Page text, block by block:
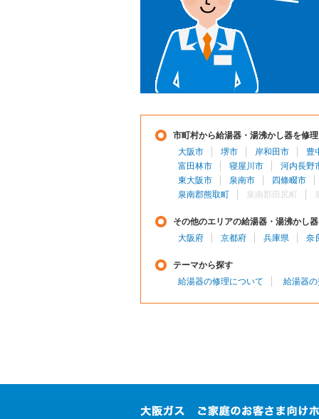
市町村から給湯器・湯沸かし器を修
大阪市
堺市 岸和田市
豊
富田林市
寝屋川市
河内長野
東大阪市
泉南市
四條畷市
泉南郡熊取町
泉南郡田尻町
その他のエリアの給湯器・湯沸かし
大阪府
京都府 兵庫県 奈
テーマから探す
給湯器の修理について
給湯器